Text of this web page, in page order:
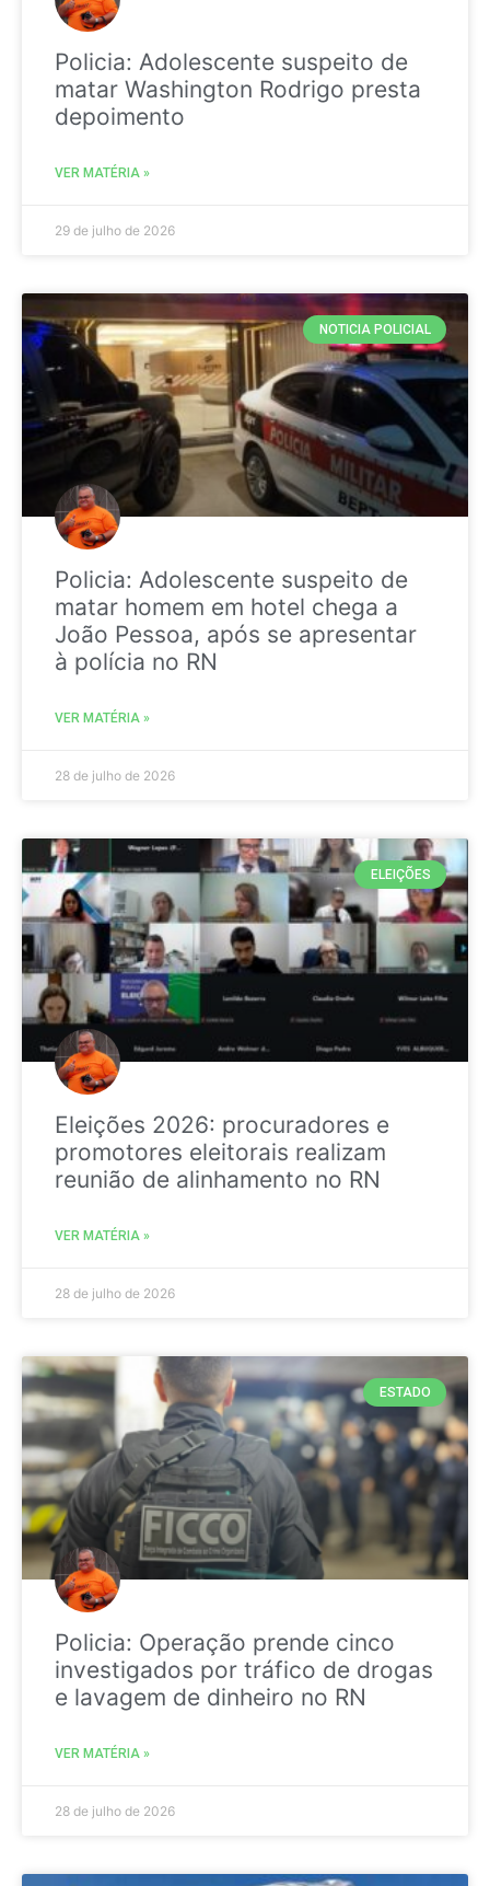
Policia: Adolescente suspeito de
matar Washington Rodrigo presta
depoimento
VER MATÉRIA »
29 de julho de 2026
NOTICIA POLICIAL
Policia: Adolescente suspeito de
matar homem em hotel chega a
João Pessoa, após se apresentar
à polícia no RN
VER MATÉRIA »
28 de julho de 2026
ELEIÇÕES
Eleições 2026: procuradores e
promotores eleitorais realizam
reunião de alinhamento no RN
VER MATÉRIA »
28 de julho de 2026
ESTADO
Policia: Operação prende cinco
investigados por tráfico de drogas
e lavagem de dinheiro no RN
VER MATÉRIA »
28 de julho de 2026